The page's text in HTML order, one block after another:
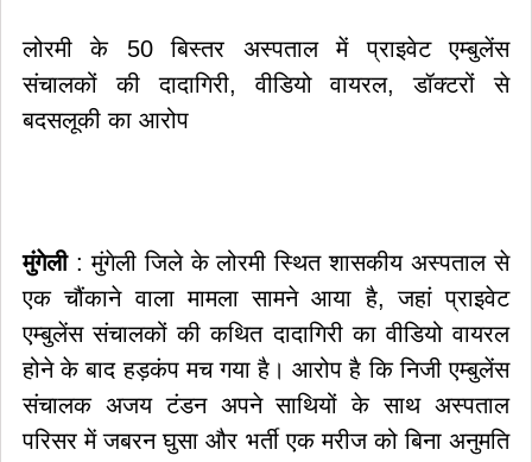
लोरमी के 50 बिस्तर अस्पताल में प्राइवेट एम्बुलेंस
संचालकों की दादागिरी, वीडियो वायरल, डॉक्टरों से
बदसलूकी का आरोप
मुंगेली: मुंगेली जिले के लोरमी स्थित शासकीय अस्पताल से
एक चौंकाने वाला मामला सामने आया है, जहां प्राइवेट
एम्बुलेंस संचालकों की कथित दादागिरी का वीडियो वायरल
होने के बाद हड़कंप मच गया है। आरोप है कि निजी एम्बुलेंस
संचालक अजय टंडन अपने साथियों के साथ अस्पताल
परिसर में जबरन घुसा और भर्ती एक मरीज को बिना अनुमति